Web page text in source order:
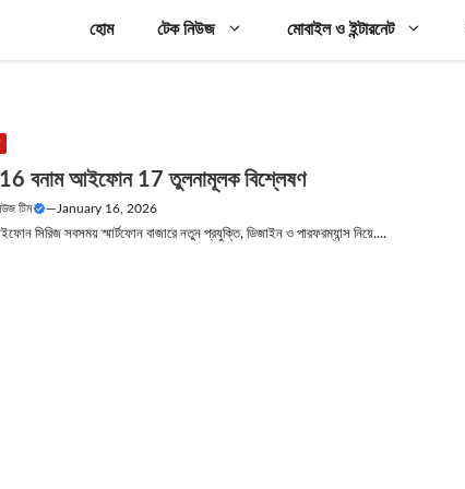
হোম টেক নিউজ মোবাইল ও ইন্টারনেট
বনাম আইফোন 17 তুলনামূলক বিশ্লেষণ
টিম — January 16, 2026
সিরিজ সবসময় স্মার্টফোন বাজারে নতুন প্রযুক্তি, ডিজাইন ও পারফরম্যান্স নিয়ে....